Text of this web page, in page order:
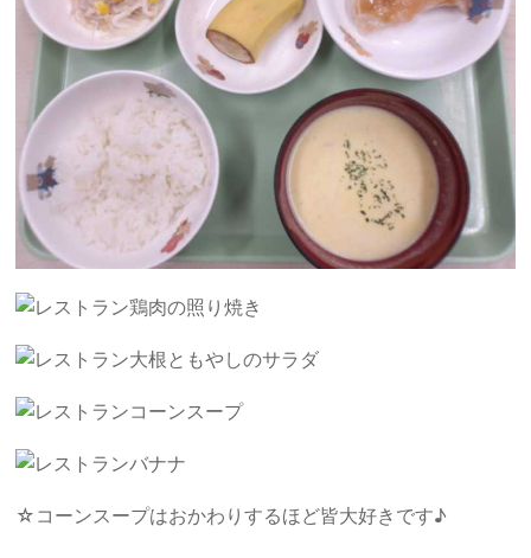
鶏肉の照り焼き
大根ともやしのサラダ
コーンスープ
バナナ
☆コーンスープはおかわりするほど皆大好きです♪